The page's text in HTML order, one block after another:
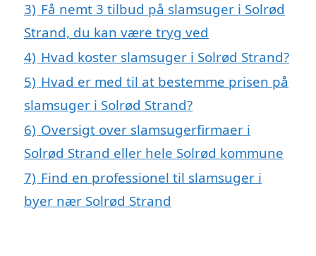
3) Få nemt 3 tilbud på slamsuger i Solrød
Strand, du kan være tryg ved
4) Hvad koster slamsuger i Solrød Strand?
5) Hvad er med til at bestemme prisen på
slamsuger i Solrød Strand?
6) Oversigt over slamsugerfirmaer i
Solrød Strand eller hele Solrød kommune
7) Find en professionel til slamsuger i
byer nær Solrød Strand